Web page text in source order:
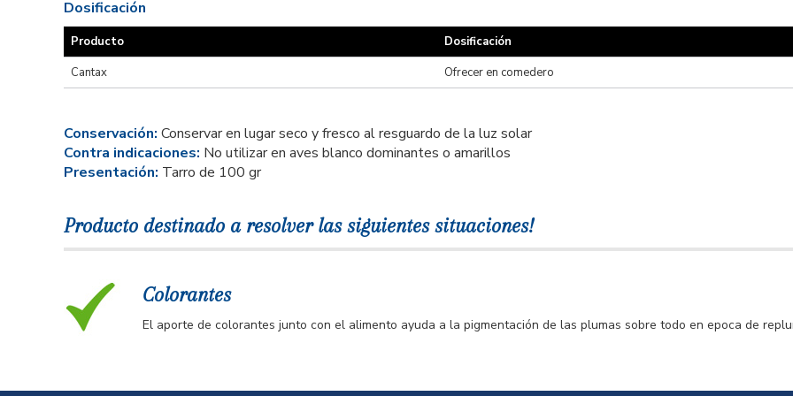
Dosificación
Producto
Dosificación
Cantax
Ofrecer en comedero
Conservación: Conservar en lugar seco y fresco al resguardo de la luz solar
Contra indicaciones: No utilizar en aves blanco dominantes o amarillos
Presentación: Tarro de 100 gr
Producto destinado a resolver las siguientes situaciones!
Colorantes
El aporte de colorantes junto con el alimento ayuda a la pigmentación de las plumas sobre todo en epoca de